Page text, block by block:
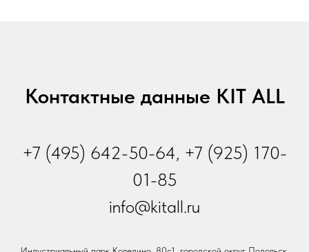
Контактные данные KIT ALL
+7 (495) 642-50-64, +7 (925) 170-
01-85
info@kitall.ru